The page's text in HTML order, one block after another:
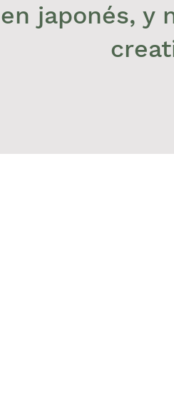
en japonés, y